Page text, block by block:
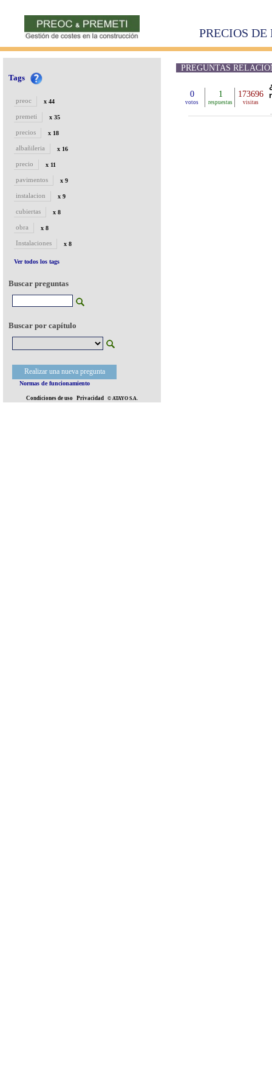
PRECIOS
Tags
preoc x 44
premeti x 35
precios x 18
albañileria x 16
precio x 11
pavimentos x 9
instalacion x 9
cubiertas x 8
obra x 8
Instalaciones x 8
Ver todos los tags
Buscar preguntas
Buscar por capítulo
Realizar una nueva pregunta
Normas de funcionamiento
Condiciones de uso Privacidad © ATAYO S.A.
PREGUNTAS
0
votos
1
respuestas
173696
visitas